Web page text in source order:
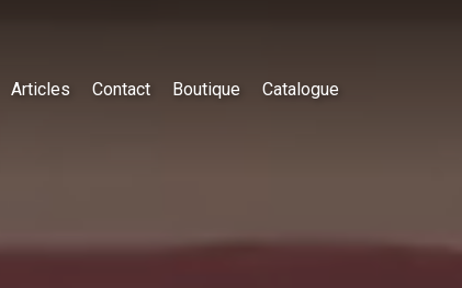
Articles Contact Boutique Catalogue